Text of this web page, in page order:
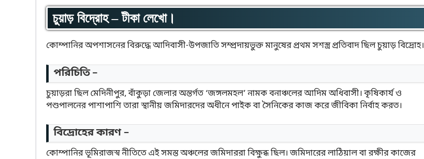
চুয়াড় বিদ্রোহ – টীকা লেখো।
কোম্পানির অপশাসনের বিরুদ্ধে আদিবাসী-উপজাতি সম্প্রদায়ভুক্ত মানুষের প্রথম সশস্ত্র প্রতিবাদ ছিল চুয়াড় বিদ্রোহ।
পরিচিতি –
চুয়াড়রা ছিল মেদিনীপুর, বাঁকুড়া জেলার অন্তর্গত ‘জঙ্গলমহল’ নামক বনাঞ্চলের আদিম অধিবাসী। কৃষিকার্য ও
পশুপালনের পাশাপাশি তারা স্থানীয় জমিদারদের অধীনে পাইক বা সৈনিকের কাজ করে জীবিকা নির্বাহ করত।
বিদ্রোহের কারণ –
কোম্পানির ভূমিরাজস্ব নীতিতে এই সমস্ত অঞ্চলের জমিদাররা বিক্ষুব্ধ ছিল। জমিদারের লাঠিয়াল বা রক্ষীর কাজের